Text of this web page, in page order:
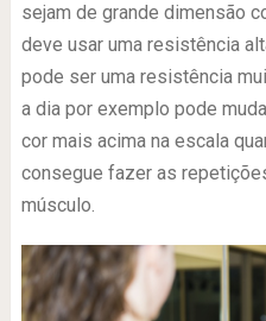
sejam de grande dimensão
deve usar uma resistência
pode ser uma resistência
a dia por exemplo pode
cor mais acima na escala
consegue fazer as
músculo.